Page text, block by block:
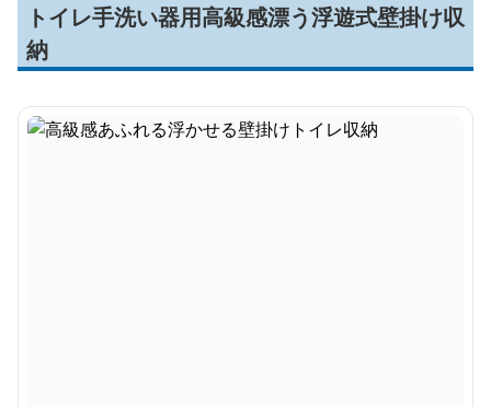
トイレ手洗い器用高級感漂う浮遊式壁掛け収
納